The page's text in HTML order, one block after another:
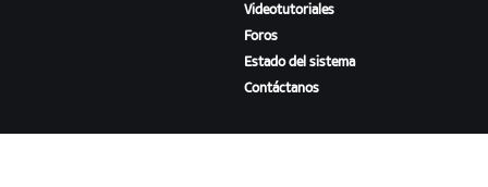
Videotutoriales
Foros
Estado del sistema
Contáctanos